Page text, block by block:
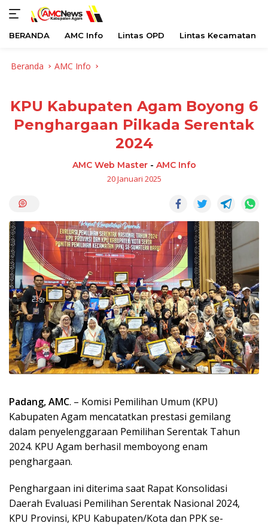
BERANDA AMC Info Lintas OPD Lintas Kecamatan
Beranda AMC Info
KPU Kabupaten Agam Boyong 6
Penghargaan Pilkada Serentak
2024
AMC Web Master- AMC Info
20 Januari 2025
Padang, AMC. – Komisi Pemilihan Umum (KPU)
Kabupaten Agam mencatatkan prestasi gemilang
dalam penyelenggaraan Pemilihan Serentak Tahun
2024. KPU Agam berhasil memboyong enam
penghargaan.
Penghargaan ini diterima saat Rapat Konsolidasi
Daerah Evaluasi Pemilihan Serentak Nasional 2024,
KPU Provinsi, KPU Kabupaten/Kota dan PPK se-